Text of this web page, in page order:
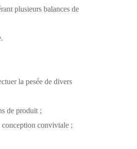
plusieurs balances de
la pesée de divers
de produit ;
conviviale ;